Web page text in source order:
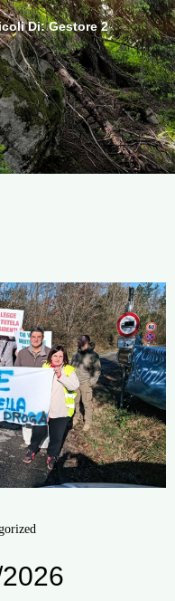
Di: Gestore 2